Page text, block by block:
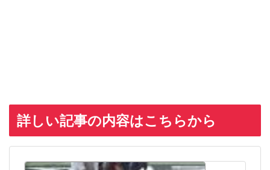
詳しい記事の内容はこちらから